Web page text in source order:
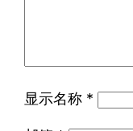
显示名称 *